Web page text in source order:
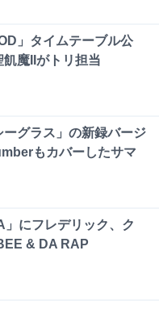
」タイムテーブル公
魔IIがトリ担当
グラス」の新録バージ
もカバーしたサマ
にフレデリック、ク
& DA RAP